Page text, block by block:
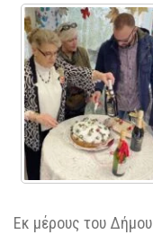
Εκ μέρους του